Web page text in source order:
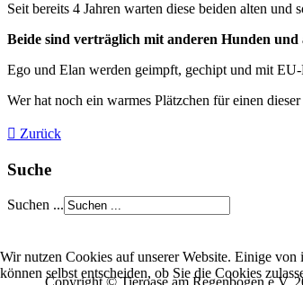
Seit bereits 4 Jahren warten diese beiden alten
Beide sind verträglich mit anderen Hunden
Ego und Elan werden geimpft, gechipt und mit EU-
Wer hat noch ein warmes Plätzchen für einen
Zurück
Suche
Suchen ...
Wir nutzen Cookies auf unserer Website. Einige
können selbst entscheiden, ob Sie die Cookies